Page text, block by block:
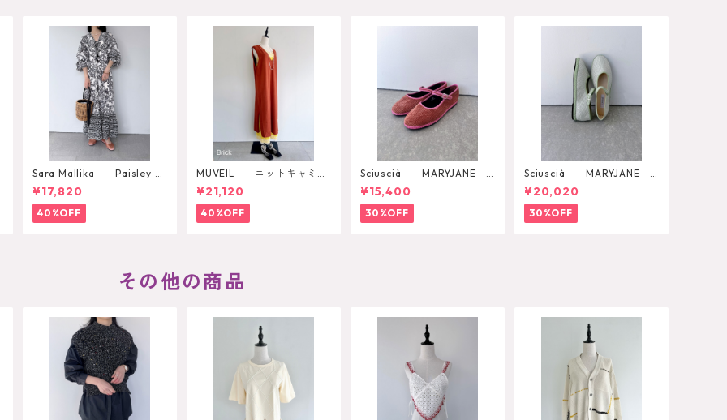
Sara Mallika Paisley Fl
ower Print Dress
¥17,820
40%OFF
MUVEIL ニットキャミワ
ンピース
¥21,120
40%OFF
Sciuscià MARYJANE
（ROOIBOS TEA）
¥15,400
30%OFF
Sciuscià MARYJANE
（ARTICHOKE）
¥20,020
30%OFF
その他の商品